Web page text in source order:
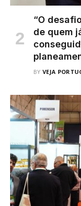
“O
de quem
BY VEJA